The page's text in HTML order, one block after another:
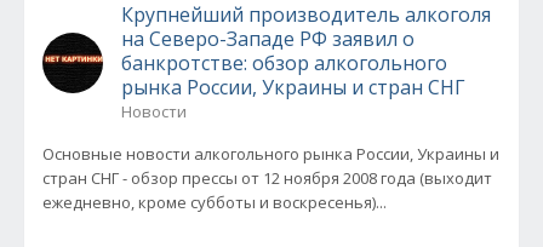
Крупнейший производитель алкоголя
на Северо-Западе РФ заявил о
банкротстве: обзор алкогольного
рынка России, Украины и стран СНГ
Новости
Основные новости алкогольного рынка России, Украины и
стран СНГ - обзор прессы от 12 ноября 2008 года (выходит
ежедневно, кроме субботы и воскресенья)...